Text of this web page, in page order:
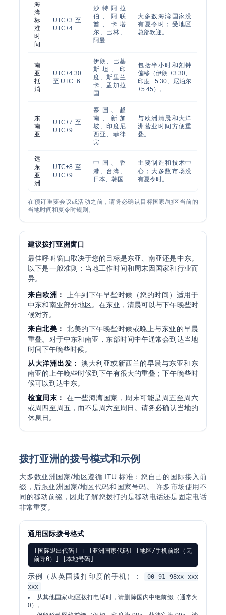
海
湾
标
准
时
间
UTC+3 至
UTC+4
沙特阿拉
伯、阿联
酋、卡塔
尔、巴林、
阿曼
大多数海湾国家没
有夏令时；受地区
总部欢迎。
南
亚
抵
消
UTC+4:30
至 UTC+6
伊朗、巴基
斯坦、印
度、斯里兰
卡、孟加拉
国
包括半小时和刻钟
偏移（伊朗 +3:30、
印度 +5:30、尼泊尔
+5:45）。
东
南
亚
UTC+7 至
UTC+9
泰国、越
南、新加
坡、印度尼
西亚、菲律
宾
与欧洲清晨和大洋
洲营业时间方便重
叠。
远
东
亚
洲
UTC+8 至
UTC+9
中国、香
港、台湾、
日本、韩国
主要制造和技术中
心；大多数市场没
有夏令时。
在预订重要会议或活动之前，请务必确认目标国家/地区当前的
当地时间和夏令时规则。
建议拨打亚洲窗口
最佳呼叫窗口取决于您的目标是东亚、南亚还是中东。
以下是一般准则；当地工作时间和周末因国家和行业而
异。
来自欧洲：
上午到下午早些时候（您的时间）适用于
中东和南亚部分地区。在东亚，清晨可以与下午晚些时
候对齐。
来自北美：
北美的下午晚些时候或晚上与东亚的早晨
重叠。对于中东和南亚，东部时间中午通常会到达当地
时间下午晚些时候。
从大洋洲出发：
澳大利亚或新西兰的早晨与东亚和东
南亚的上午晚些时候到下午有很大的重叠；下午晚些时
候可以到达中东。
检查周末：
在一些海湾国家，周末可能是周五至周六
或周四至周五，而不是周六至周日。请务必确认当地的
休息日。
拨打亚洲的拨号模式和示例
大多数亚洲国家/地区遵循 ITU 标准：您自己的国际接入前
缀，后跟亚洲国家/地区代码和国家号码。 许多市场使用不
同的移动前缀，因此了解您拨打的是移动电话还是固定电话
非常重要。
通用国际拨号格式
[国际退出代码] + [亚洲国家代码] [地区/手机前缀（无
前导0）] [本地号码]
示例（从英国拨打印度的手机）：
00 91 98xx xxx
xxx
从其他国家/地区拨打电话时，请删除国内中继前缀（通常为
0）。